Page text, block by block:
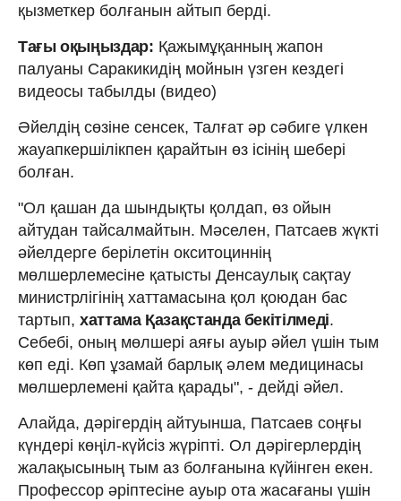
қызметкер болғанын айтып берді.
Тағы оқыңыздар: Қажымұқанның жапон
палуаны Саракикидің мойнын үзген кездегі
видеосы табылды (видео)
Әйелдің сөзіне сенсек, Талғат әр сәбиге үлкен
жауапкершілікпен қарайтын өз ісінің шебері
болған.
"Ол қашан да шындықты қолдап, өз ойын
айтудан тайсалмайтын. Мәселен, Патсаев жүкті
әйелдерге берілетін окситоциннің
мөлшерлемесіне қатысты Денсаулық сақтау
министрлігінің хаттамасына қол қоюдан бас
тартып, хаттама Қазақстанда бекітілмеді.
Себебі, оның мөлшері аяғы ауыр әйел үшін тым
көп еді. Көп ұзамай барлық әлем медицинасы
мөлшерлемені қайта қарады", - дейді әйел.
Алайда, дәрігердің айтуынша, Патсаев соңғы
күндері көңіл-күйсіз жүріпті. Ол дәрігерлердің
жалақысының тым аз болғанына күйінген екен.
Профессор әріптесіне ауыр ота жасағаны үшін